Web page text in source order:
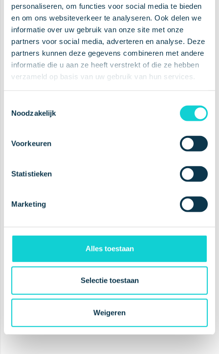
personaliseren, om functies voor social media te bieden
en om ons websiteverkeer te analyseren. Ook delen we
informatie over uw gebruik van onze site met onze
partners voor social media, adverteren en analyse. Deze
partners kunnen deze gegevens combineren met andere
informatie die u aan ze heeft verstrekt of die ze hebben
verzameld op basis van uw gebruik van hun services.
Noodzakelijk
Voorkeuren
Statistieken
Marketing
Alles toestaan
Selectie toestaan
Weigeren
50ml
€ 9.45
IN WINKELWAGEN
Essentials Kit
€ 29.35
IN WINKELWAGEN
MONDSCHUIM
Package Deal
MONDSCHUIM
Oral Foam Combi
Package Deal
3pcs 100ml, 3pcs 50ml